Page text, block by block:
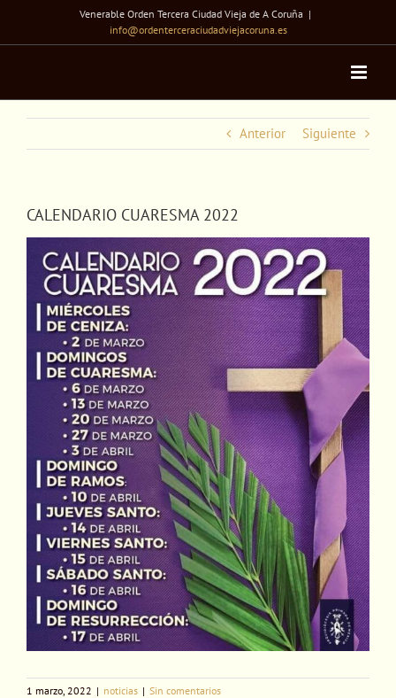
contenido
Venerable Orden Tercera Ciudad Vieja de A Coruña |
info@ordenterceraciudadviejacoruna.es
Anterior Siguiente
CALENDARIO CUARESMA 2022
imagen
más
grande
1 marzo, 2022 | noticias | Sin comentarios